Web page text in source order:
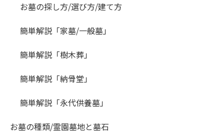
お墓の探し方/選び方/建て方
簡単解説「家墓/一般墓」
簡単解説「樹木葬」
簡単解説「納骨堂」
簡単解説「永代供養墓」
お墓の種類/霊園墓地と墓石